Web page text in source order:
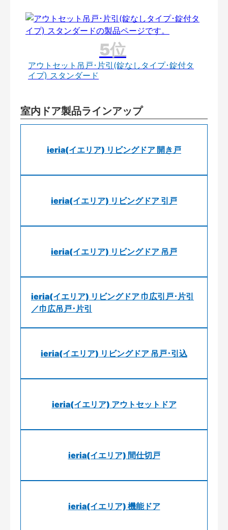
アウトセット吊戸･片引(錠なしタイプ･錠付タ
イプ) スタンダード
室内ドア製品ラインアップ
ieria(イエリア) リビングドア 開き戸
ieria(イエリア) リビングドア 引戸
ieria(イエリア) リビングドア 吊戸
ieria(イエリア) リビングドア 巾広引戸･片引
／巾広吊戸･片引
ieria(イエリア) リビングドア 吊戸･引込
ieria(イエリア) アウトセットドア
ieria(イエリア) 間仕切戸
ieria(イエリア) 機能ドア